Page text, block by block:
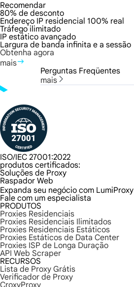
Recomendar
80% de desconto
Endereço IP residencial 100% real
Tráfego ilimitado
IP estático avançado
Largura de banda infinita e a sessão
Obtenha agora
mais
Perguntas Freqüentes
mais
ISO/IEC 27001:2022
produtos certificados:
Soluções de Proxy
Raspador Web
Expanda seu negócio com LumiProxy
Fale com um especialista
PRODUTOS
Proxies Residenciais
Proxies Residenciais Ilimitados
Proxies Residenciais Estáticos
Proxies Estáticos de Data Center
Proxies ISP de Longa Duração
API Web Scraper
RECURSOS
Lista de Proxy Grátis
Verificador de Proxy
CroxyProxy